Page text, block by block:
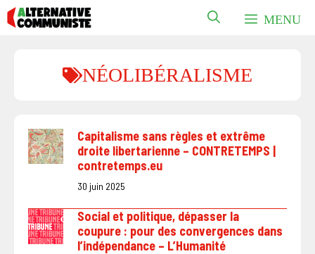
Aller
au
MENU
NÉOLIBÉRALISME
Capitalisme sans règles et extrême
droite libertarienne – CONTRETEMPS |
contretemps.eu
30 juin 2025
Social et politique, dépasser la
coupure : pour des convergences dans
l’indépendance – L’Humanité